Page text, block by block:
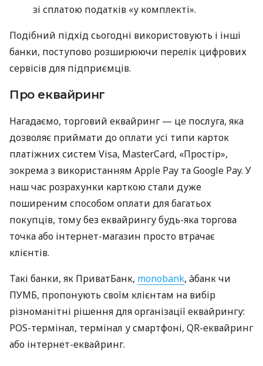
зі сплатою податків «у комплекті».
Подібний підхід сьогодні використовують і інші
банки, поступово розширюючи перелік цифрових
сервісів для підприємців.
Про еквайринг
Нагадаємо, торговий еквайринг — це послуга, яка
дозволяє приймати до оплати усі типи карток
платіжних систем Visa, MasterCard, «Простір»,
зокрема з використанням Apple Pay та Google Pay. У
наш час розрахунки карткою стали дуже
поширеним способом оплати для багатьох
покупців, тому без еквайрингу будь-яка торгова
точка або інтернет-магазин просто втрачає
клієнтів.
Такі банки, як ПриватБанк, monobank, àбанк чи
ПУМБ, пропонують своїм клієнтам на вибір
різноманітні рішення для організації еквайрингу:
POS-термінал, термінал у смартфоні, QR-еквайринг
або інтернет-еквайринг.